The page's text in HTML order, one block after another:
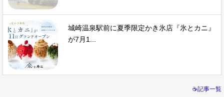
城崎温泉駅前に夏季限定かき氷店『氷とカニ』
が7月1...
☕記事一覧